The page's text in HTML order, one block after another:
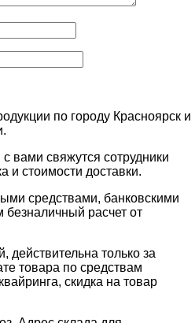
по городу Красноярск и
вами свяжутся сотрудники
и стоимости доставки.
средствами, банковскими
расчет от
действительна только за
товара по средствам
скидка на товар